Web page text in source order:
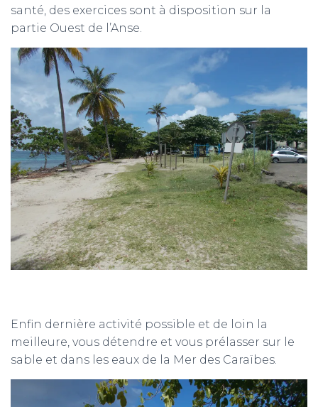
santé, des exercices sont à disposition sur la
partie Ouest de l’Anse.
Enfin dernière activité possible et de loin la
meilleure, vous détendre et vous prélasser sur le
sable et dans les eaux de la Mer des Caraïbes.